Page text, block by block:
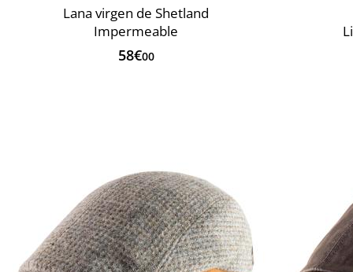
Lana virgen de Shetland
Impermeable
58€00